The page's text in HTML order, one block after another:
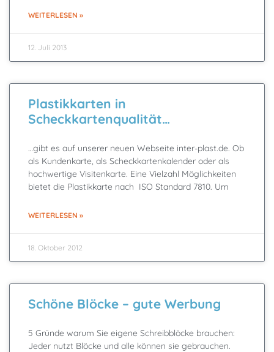
WEITERLESEN »
12. Juli 2013
Plastikkarten in
Scheckkartenqualität…
…gibt es auf unserer neuen Webseite inter-plast.de. Ob
als Kundenkarte, als Scheckkartenkalender oder als
hochwertige Visitenkarte. Eine Vielzahl Möglichkeiten
bietet die Plastikkarte nach ISO Standard 7810. Um
WEITERLESEN »
18. Oktober 2012
Schöne Blöcke – gute Werbung
5 Gründe warum Sie eigene Schreibblöcke brauchen:
Jeder nutzt Blöcke und alle können sie gebrauchen.